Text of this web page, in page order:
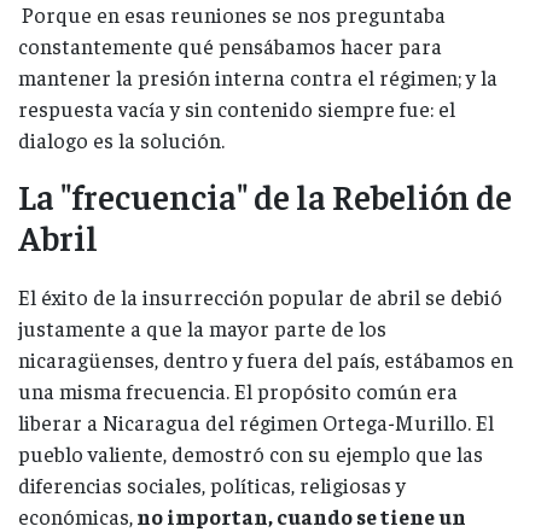
Porque en esas reuniones se nos preguntaba
constantemente qué pensábamos hacer para
mantener la presión interna contra el régimen; y la
respuesta vacía y sin contenido siempre fue: el
dialogo es la solución.
La "frecuencia" de la Rebelión de
Abril
El éxito de la insurrección popular de abril se debió
justamente a que la mayor parte de los
nicaragüenses, dentro y fuera del país, estábamos en
una misma frecuencia. El propósito común era
liberar a Nicaragua del régimen Ortega-Murillo. El
pueblo valiente, demostró con su ejemplo que las
diferencias sociales, políticas, religiosas y
económicas,no importan, cuando se tiene un